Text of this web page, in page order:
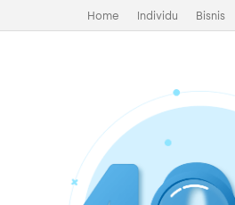
Home Individu Bisnis